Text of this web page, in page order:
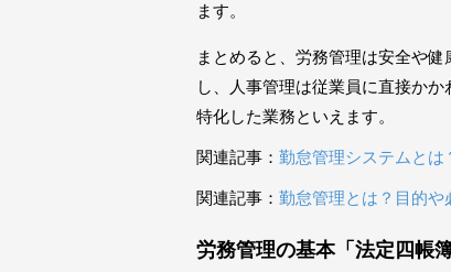
ます。
まとめると、労務管理は安全や
し、人事管理は従業員に直接か
特化した業務といえます。
関連記事： 勤怠管理システムとは
関連記事： 勤怠管理とは？目的
労務管理の基本「法定四帳簿